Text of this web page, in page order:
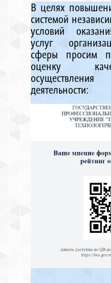
В целях
системой
условий
услуг
сферы просим
оценку
деятельности: